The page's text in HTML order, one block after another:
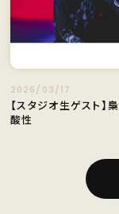
2026/03/17
【スタジオ生ゲスト
酸性